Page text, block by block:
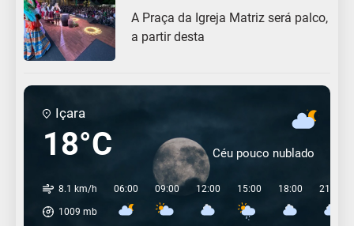
A Praça da Igreja Matriz será palco,
a partir desta
Içara
18°C Céu pouco nublado
8.1 km/h
1009 mb
06:00 09:00 12:00 15:00 18:00 21:00